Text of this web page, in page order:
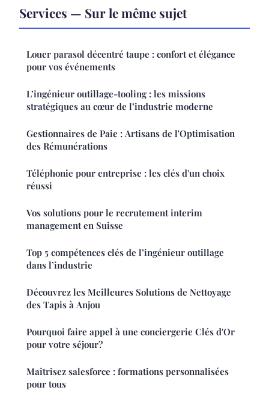
Services — Sur le même sujet
Louer parasol décentré taupe : confort et élégance
pour vos événements
L’ingénieur outillage-tooling : les missions
stratégiques au cœur de l’industrie moderne
Gestionnaires de Paie : Artisans de l'Optimisation
des Rémunérations
Téléphonie pour entreprise : les clés d'un choix
réussi
Vos solutions pour le recrutement interim
management en Suisse
Top 5 compétences clés de l’ingénieur outillage
dans l’industrie
Découvrez les Meilleures Solutions de Nettoyage
des Tapis à Anjou
Pourquoi faire appel à une conciergerie Clés d'Or
pour votre séjour?
Maîtrisez salesforce : formations personnalisées
pour tous